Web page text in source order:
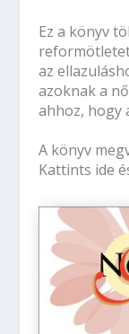
Ez a könyv
az
azoknak a
ahhoz, hogy
A könyv
Kattints ide